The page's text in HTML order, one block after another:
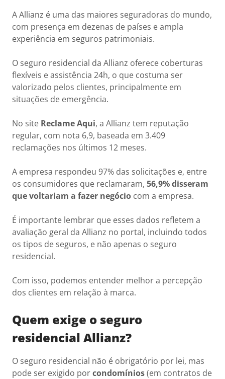
A Allianz é uma das maiores seguradoras do mundo,
com presença em dezenas de países e ampla
experiência em seguros patrimoniais.
O seguro residencial da Allianz oferece coberturas
flexíveis e assistência 24h, o que costuma ser
valorizado pelos clientes, principalmente em
situações de emergência.
No site Reclame Aqui, a Allianz tem reputação
regular, com nota 6,9, baseada em 3.409
reclamações nos últimos 12 meses.
A empresa respondeu 97% das solicitações e, entre
os consumidores que reclamaram, 56,9% disseram
que voltariam a fazer negócio com a empresa.
É importante lembrar que esses dados refletem a
avaliação geral da Allianz no portal, incluindo todos
os tipos de seguros, e não apenas o seguro
residencial.
Com isso, podemos entender melhor a percepção
dos clientes em relação à marca.
Quem exige o seguro
residencial Allianz?
O seguro residencial não é obrigatório por lei, mas
pode ser exigido porcondomínios(em contratos de